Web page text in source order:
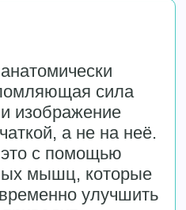
сила
изображение
а не на неё.
с помощью
мышц, которые
улучшить